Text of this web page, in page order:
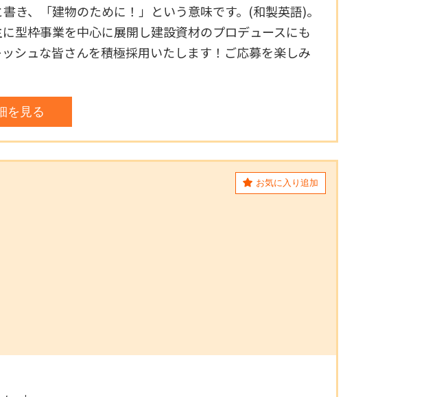
、「建物のために！」という意味です。(和製英語)。
型枠事業を中心に展開し建設資材のプロデュースにも
シュな皆さんを積極採用いたします！ご応募を楽しみ
を見る
お気に入り追加